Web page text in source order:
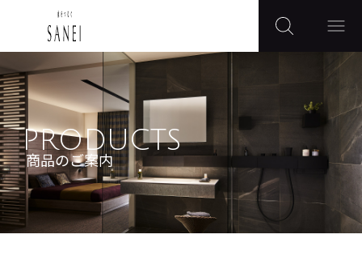
PRODUCTS
商品のご案内